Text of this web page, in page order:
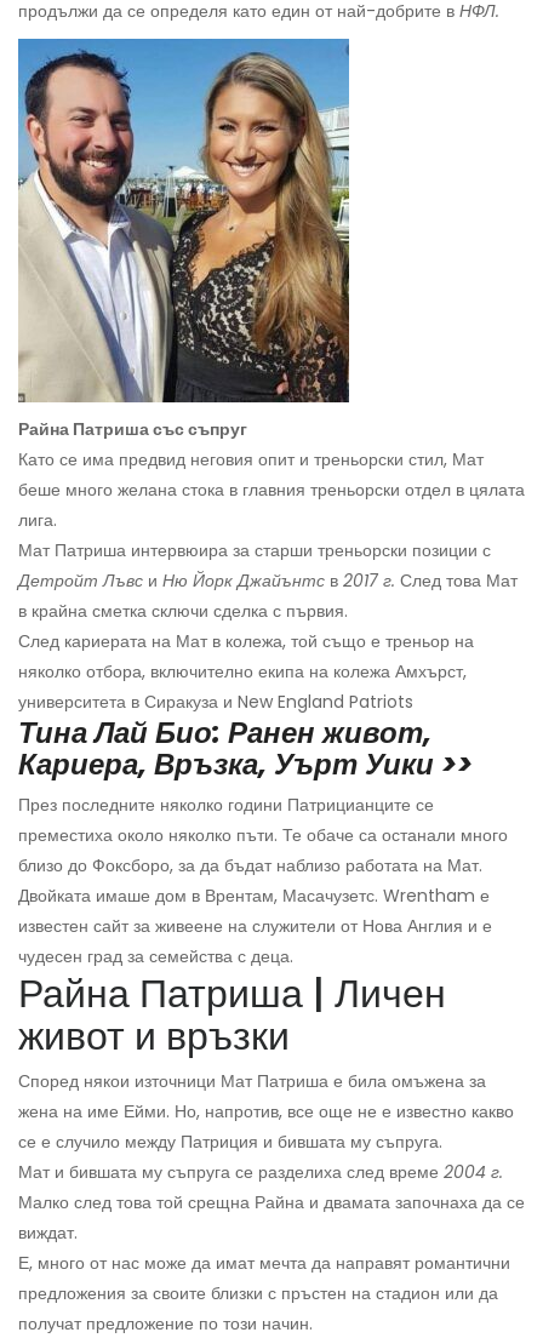
продължи да се определя като един от най-добрите в НФЛ.
Райна Патриша със съпруг
Като се има предвид неговия опит и треньорски стил, Мат
беше много желана стока в главния треньорски отдел в цялата
лига.
Мат Патриша интервюира за старши треньорски позиции с
Детройт Лъвс и Ню Йорк Джайънтс в 2017 г. След това Мат
в крайна сметка сключи сделка с първия.
След кариерата на Мат в колежа, той също е треньор на
няколко отбора, включително екипа на колежа Амхърст,
университета в Сиракуза и New England Patriots
Тина Лай Био: Ранен живот,
Кариера, Връзка, Уърт Уики >>
През последните няколко години Патрицианците се
преместиха около няколко пъти. Те обаче са останали много
близо до Фоксборо, за да бъдат наблизо работата на Мат.
Двойката имаше дом в Врентам, Масачузетс. Wrentham е
известен сайт за живеене на служители от Нова Англия и е
чудесен град за семейства с деца.
Райна Патриша | Личен
живот и връзки
Според някои източници Мат Патриша е била омъжена за
жена на име Ейми. Но, напротив, все още не е известно какво
се е случило между Патриция и бившата му съпруга.
Мат и бившата му съпруга се разделиха след време 2004 г.
Малко след това той срещна Райна и двамата започнаха да се
виждат.
Е, много от нас може да имат мечта да направят романтични
предложения за своите близки с пръстен на стадион или да
получат предложение по този начин.